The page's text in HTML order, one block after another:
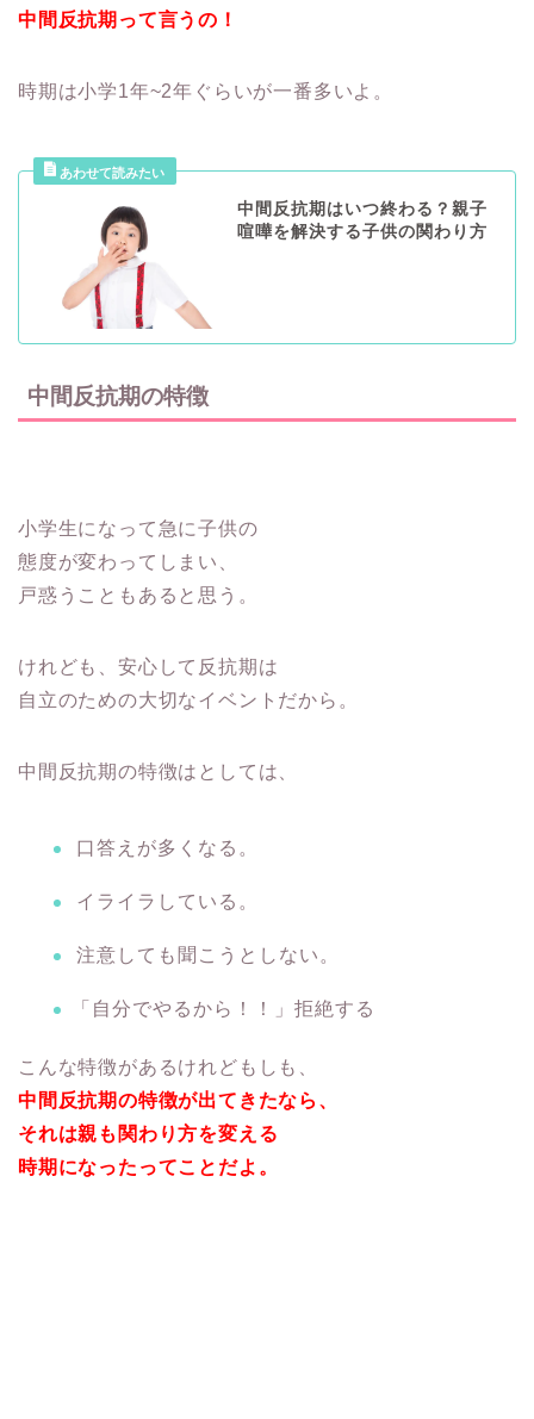
中間反抗期って言うの！
時期は小学1年~2年ぐらいが一番多いよ。
中間反抗期はいつ終わる？親子
喧嘩を解決する子供の関わり方
中間反抗期の特徴
小学生になって急に子供の
態度が変わってしまい、
戸惑うこともあると思う。
けれども、安心して反抗期は
自立のための大切なイベントだから。
中間反抗期の特徴はとしては、
口答えが多くなる。
イライラしている。
注意しても聞こうとしない。
「自分でやるから！！」拒絶する
こんな特徴があるけれどもしも、
中間反抗期の特徴が出てきたなら、
それは親も関わり方を変える
時期になったってことだよ。